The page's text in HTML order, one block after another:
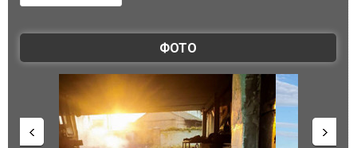
ФОТО